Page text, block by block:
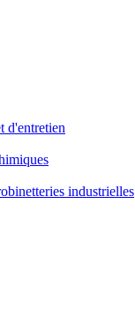
d'entretien
industrielles